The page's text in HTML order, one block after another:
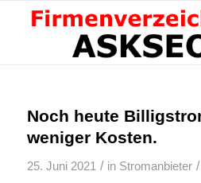
Noch heute
weniger Kosten.
25. Juni 2021 / in Stromanbieter /